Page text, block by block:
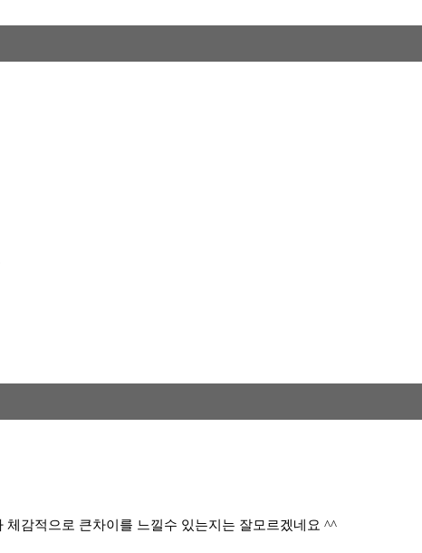
감적으로 큰차이를 느낄수 있는지는 잘모르겠네요 ^^